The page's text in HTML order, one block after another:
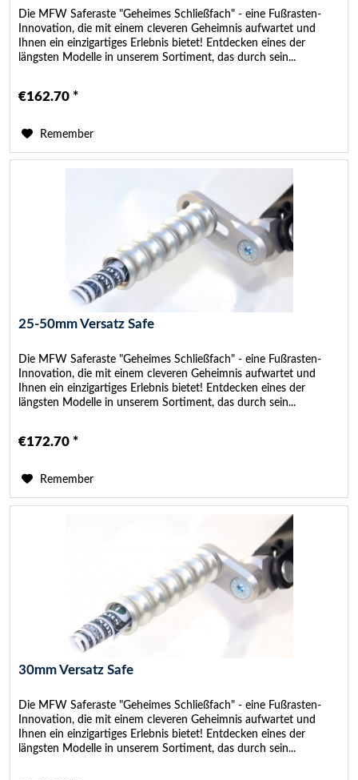
Die MFW Saferaste "Geheimes Schließfach" - eine Fußrasten-
Innovation, die mit einem cleveren Geheimnis aufwartet und
Ihnen ein einzigartiges Erlebnis bietet! Entdecken eines der
längsten Modelle in unserem Sortiment, das durch sein...
€162.70 *
Remember
25-50mm Versatz Safe
Die MFW Saferaste "Geheimes Schließfach" - eine Fußrasten-
Innovation, die mit einem cleveren Geheimnis aufwartet und
Ihnen ein einzigartiges Erlebnis bietet! Entdecken eines der
längsten Modelle in unserem Sortiment, das durch sein...
€172.70 *
Remember
30mm Versatz Safe
Die MFW Saferaste "Geheimes Schließfach" - eine Fußrasten-
Innovation, die mit einem cleveren Geheimnis aufwartet und
Ihnen ein einzigartiges Erlebnis bietet! Entdecken eines der
längsten Modelle in unserem Sortiment, das durch sein...